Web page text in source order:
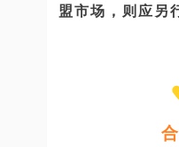
盟市场，则应另